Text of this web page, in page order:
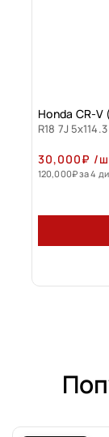
Honda CR-V
R18 7J
30,000₽ /
120,000₽за 4